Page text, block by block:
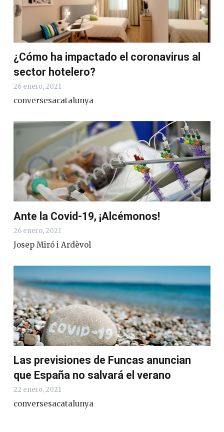
¿Cómo ha impactado el coronavirus al
sector hotelero?
26 enero, 2021
conversesacatalunya
Ante la Covid-19, ¡Alcémonos!
26 enero, 2021
Josep Miró i Ardèvol
Las previsiones de Funcas anuncian
que España no salvará el verano
22 enero, 2021
conversesacatalunya